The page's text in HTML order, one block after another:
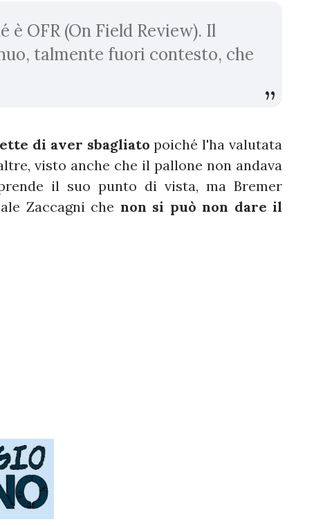
è OFR (On Field Review). Il
talmente fuori contesto, che
di aver sbagliato poiché l'ha valutata
visto anche che il pallone non andava
il suo punto di vista, ma Bremer
Zaccagni che non si può non dare il